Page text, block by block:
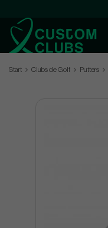
Start Clubs de Golf Putters